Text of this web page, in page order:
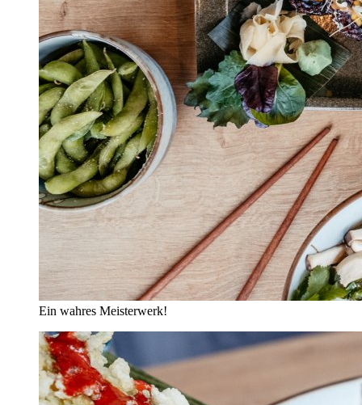
Ein wahres Meisterwerk!